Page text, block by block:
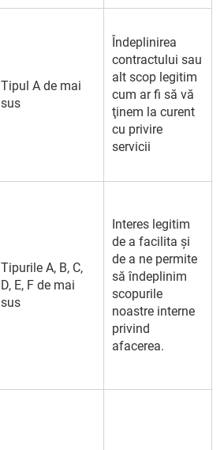
Tipul A de mai
sus
Îndeplinirea
contractului sau
alt scop legitim
cum ar fi să vă
ţinem la curent
cu privire
servicii
Tipurile A, B, C,
D, E, F de mai
sus
Interes legitim
de a facilita și
de a ne permite
să îndeplinim
scopurile
noastre interne
privind
afacerea.